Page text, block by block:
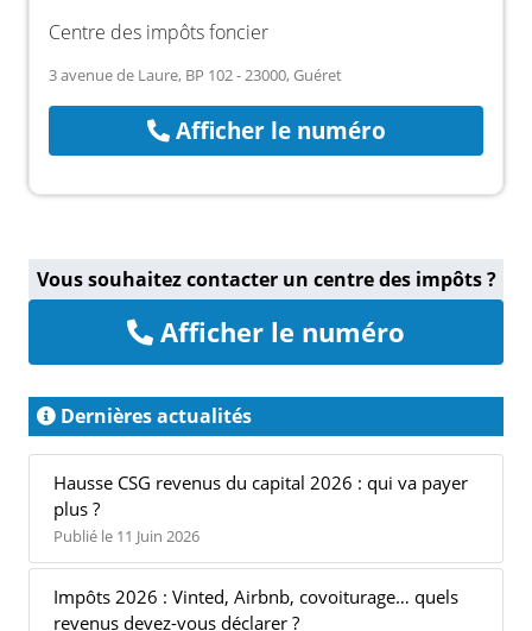
Centre des impôts foncier
3 avenue de Laure, BP 102 - 23000, Guéret
Afficher le numéro
Vous souhaitez contacter un centre des impôts ?
Afficher le numéro
Dernières actualités
Hausse CSG revenus du capital 2026 : qui va payer
plus ?
Publié le 11 Juin 2026
Impôts 2026 : Vinted, Airbnb, covoiturage… quels
revenus devez-vous déclarer ?